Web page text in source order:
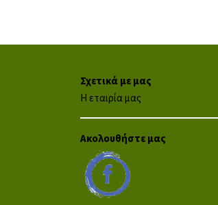
Σχετικά με μας
Η εταιρία μας
Ακολουθήστε μας